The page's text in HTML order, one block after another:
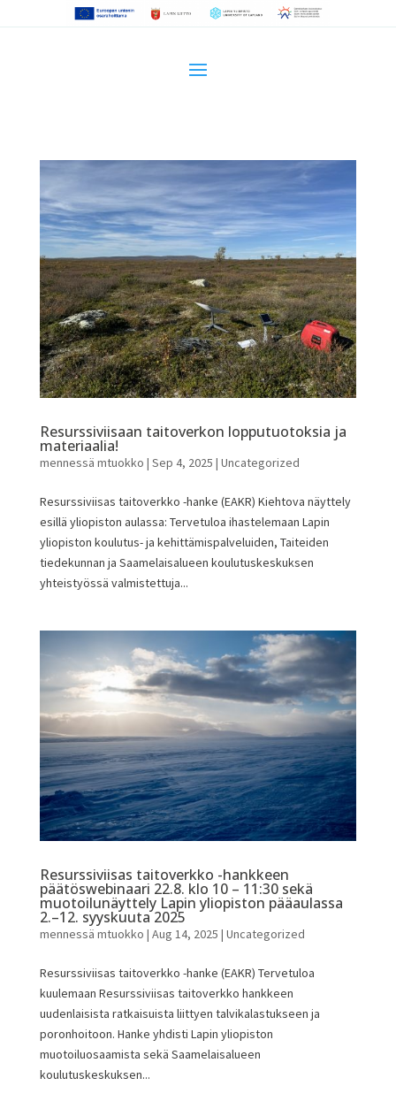
Resurssiviisaan taitoverkon lopputuotoksia ja
materiaalia!
mennessä mtuokko | Sep 4, 2025 | Uncategorized
Resurssiviisas taitoverkko -hanke (EAKR) Kiehtova näyttely
esillä yliopiston aulassa: Tervetuloa ihastelemaan Lapin
yliopiston koulutus- ja kehittämispalveluiden, Taiteiden
tiedekunnan ja Saamelaisalueen koulutuskeskuksen
yhteistyössä valmistettuja...
Resurssiviisas taitoverkko -hankkeen
päätöswebinaari 22.8. klo 10 – 11:30 sekä
muotoilunäyttely Lapin yliopiston pääaulassa
2.–12. syyskuuta 2025
mennessä mtuokko | Aug 14, 2025 | Uncategorized
Resurssiviisas taitoverkko -hanke (EAKR) Tervetuloa
kuulemaan Resurssiviisas taitoverkko hankkeen
uudenlaisista ratkaisuista liittyen talvikalastukseen ja
poronhoitoon. Hanke yhdisti Lapin yliopiston
muotoiluosaamista sekä Saamelaisalueen
koulutuskeskuksen...